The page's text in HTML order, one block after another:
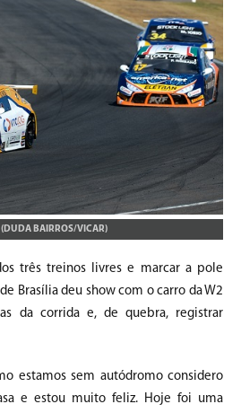
(DUDA BAIRROS/VICAR)
três treinos livres e marcar a pole
Brasília deu show com o carro da W2
da corrida e, de quebra, registrar
estamos sem autódromo considero
e estou muito feliz. Hoje foi uma